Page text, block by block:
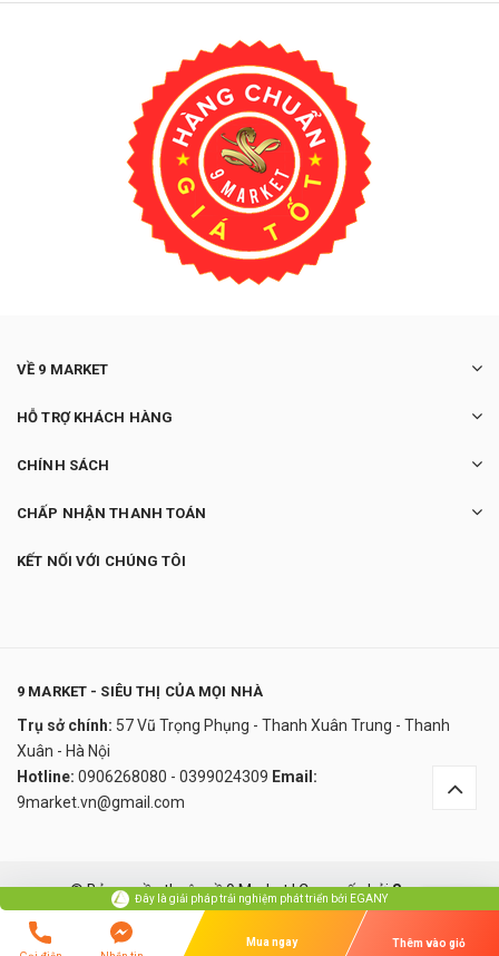
VỀ 9 MARKET
HỖ TRỢ KHÁCH HÀNG
CHÍNH SÁCH
CHẤP NHẬN THANH TOÁN
KẾT NỐI VỚI CHÚNG TÔI
9 MARKET - SIÊU THỊ CỦA MỌI NHÀ
Trụ sở chính: 57 Vũ Trọng Phụng - Thanh Xuân Trung - Thanh
Xuân - Hà Nội
Hotline: 0906268080 - 0399024309 Email:
9market.vn@gmail.com
© Bản quyền thuộc về 9 Market|Cung cấp bởiSapo
So sánh
3.500.000₫
undefined
Đây là giải pháp trải nghiệm phát triển bởi EGANY
Xem Giỏ Hàng Và Thanh Toán
Đây là giải pháp trải nghiệm phát triển bởi EGANY
Mua ngay Thêm vào giỏ